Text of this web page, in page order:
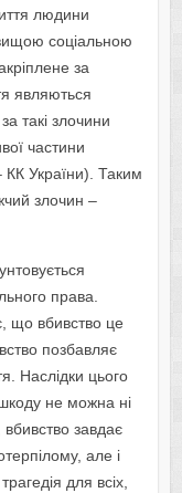
людини
соціальною
за
являються
такі злочини
частини
КК України). Таким
злочин –
права.
що вбивство це
позбавляє
Наслідки цього
не можна ні
вбивство завдає
але і
для всіх,